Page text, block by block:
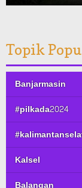
Topik
Banjarmasin
#pilkada2024
Kalsel